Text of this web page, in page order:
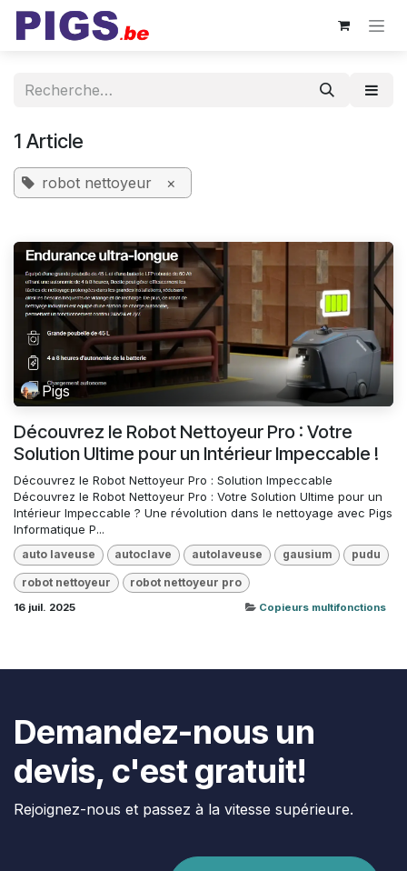
Se rendre au contenu
1 Article
robot nettoyeur ×
Pigs
Découvrez le Robot Nettoyeur Pro : Votre
Solution Ultime pour un Intérieur Impeccable !
Découvrez le Robot Nettoyeur Pro : Solution Impeccable
Découvrez le Robot Nettoyeur Pro : Votre Solution Ultime pour un
Intérieur Impeccable ? Une révolution dans le nettoyage avec Pigs
Informatique P...
auto laveuse autoclave autolaveuse gausium pudu
robot nettoyeur robot nettoyeur pro
16 juil. 2025 Copieurs multifonctions
Demandez-nous un
devis, c'est gratuit!
Rejoignez-nous et passez à la vitesse supérieure.